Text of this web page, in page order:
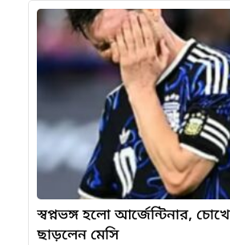
স্বপ্নভঙ্গ হলো আর্জেন্টিনার,
ছাড়লেন মেসি